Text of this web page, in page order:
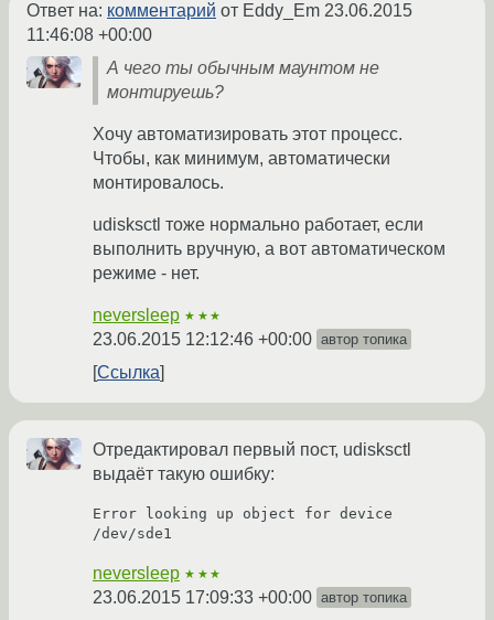
Ответ на: комментарий от Eddy_Em 23.06.2015
11:46:08 +00:00
А чего ты обычным маунтом не
монтируешь?
Хочу автоматизировать этот процесс.
Чтобы, как минимум, автоматически
монтировалось.
udisksctl тоже нормально работает, если
выполнить вручную, а вот автоматическом
режиме - нет.
neversleep ★★★
23.06.2015 12:12:46 +00:00 автор топика
Ссылка
Отредактировал первый пост, udisksctl
выдаёт такую ошибку:
Error looking up object for device
neversleep ★★★
23.06.2015 17:09:33 +00:00 автор топика